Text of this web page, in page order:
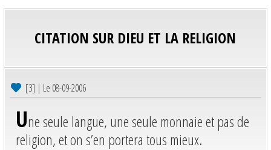
CITATION SUR DIEU ET LA RELIGION
[3] | Le 08-09-2006
Une seule langue, une seule monnaie et pas de
religion, et on s’en portera tous mieux.